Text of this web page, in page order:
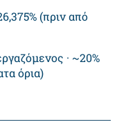
(πριν από
· ~20%
όρια)